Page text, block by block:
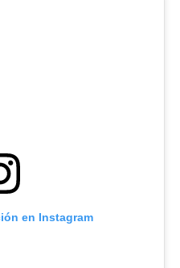
en Instagram